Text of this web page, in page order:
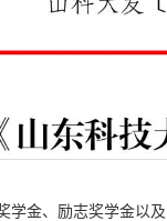
学金、励志奖学金以